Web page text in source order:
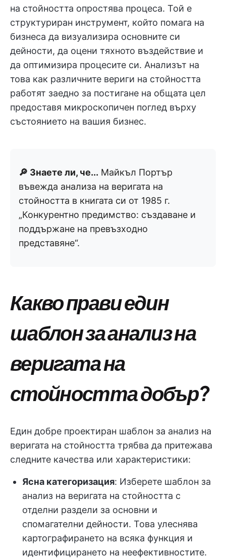
на стойността опростява процеса. Той е
структуриран инструмент, който помага на
бизнеса да визуализира основните си
дейности, да оцени тяхното въздействие и
да оптимизира процесите си. Анализът на
това как различните вериги на стойността
работят заедно за постигане на общата цел
предоставя микроскопичен поглед върху
състоянието на вашия бизнес.
🔎 Знаете ли, че... Майкъл Портър
въвежда анализа на веригата на
стойността в книгата си от 1985 г.
„Конкурентно предимство: създаване и
поддържане на превъзходно
представяне“.
Какво прави един
шаблон за анализ на
веригата на
стойността добър?
Един добре проектиран шаблон за анализ на
веригата на стойността трябва да притежава
следните качества или характеристики:
Ясна категоризация: Изберете шаблон за
анализ на веригата на стойността с
отделни раздели за основни и
спомагателни дейности. Това улеснява
картографирането на всяка функция и
идентифицирането на неефективностите.